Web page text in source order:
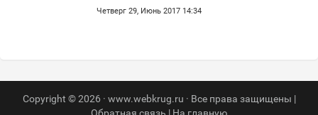
Четверг 29, Июнь 2017 14:34
Copyright © 2026 · www.webkrug.ru · Все права защищены |